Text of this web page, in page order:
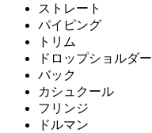
ストレート
パイピング
トリム
ドロップショルダー
バック
カシュクール
フリンジ
ドルマン